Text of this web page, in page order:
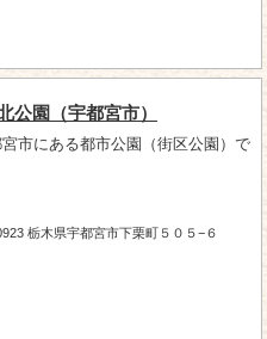
公園（宇都宮市）
市にある都市公園（街区公園）で
栃木県宇都宮市下栗町５０５−６